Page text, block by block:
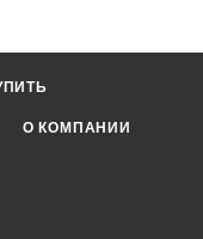
О КОМПАНИИ